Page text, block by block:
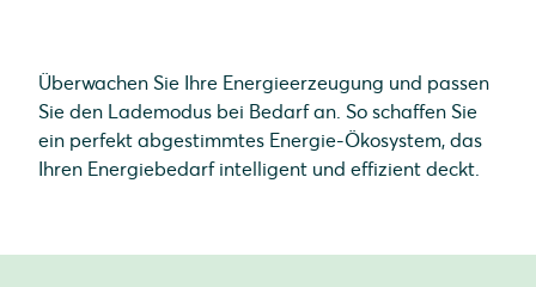
Überwachen Sie Ihre Energieerzeugung und passen
Sie den Lademodus bei Bedarf an. So schaffen Sie
ein perfekt abgestimmtes Energie-Ökosystem, das
Ihren Energiebedarf intelligent und effizient deckt.